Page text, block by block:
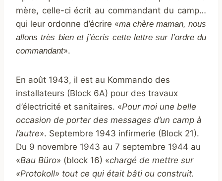
mère, celle-ci écrit au commandant du camp…
qui leur ordonne d’écrire «ma chère maman, nous
allons très bien et j’écris cette lettre sur l’ordre du
commandant».
En août 1943, il est au Kommando des
installateurs (Block 6A) pour des travaux
d’électricité et sanitaires. «Pour moi une belle
occasion de porter des messages d’un camp à
l’autre». Septembre 1943 infirmerie (Block 21).
Du 9 novembre 1943 au 7 septembre 1944 au
«Bau Büro» (block 16) «chargé de mettre sur
«Protokoll» tout ce qui était bâti ou construit.